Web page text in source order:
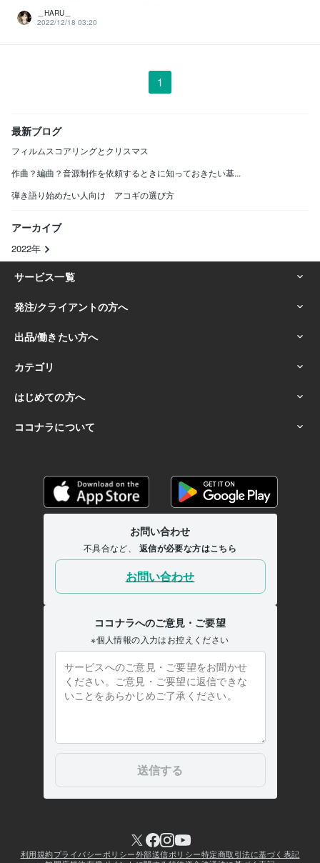
＿HARU＿
2022/12/18 03:20
1
最新ブログ
フィルムスコアリングとクリスマス
作曲？編曲？音源制作を依頼するときに知っておきたい基...
弾き語り始めたい人向け アコギの選び方
アーカイブ
2022年